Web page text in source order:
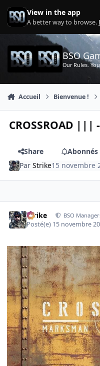
Aller au contenu
View in the app
A better way to browse.
BSO
Our Rules.
Accueil Bienvenue !
CROSSROAD |||
Share
Abonnés
ParStrike15 novembre
Strike BSO
Posté(e) 15 novembre